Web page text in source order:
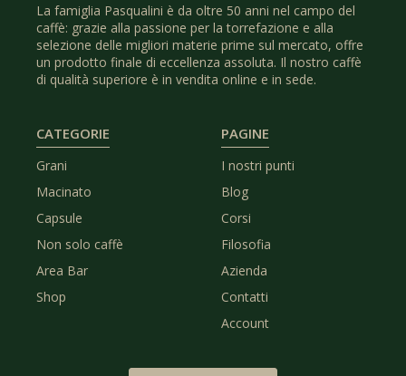
La famiglia Pasqualini è da oltre 50 anni nel campo del
caffè: grazie alla passione per la torrefazione e alla
selezione delle migliori materie prime sul mercato, offre
un prodotto finale di eccellenza assoluta. Il nostro caffè
di qualità superiore è in vendita online e in sede.
CATEGORIE
Grani
Macinato
Capsule
Non solo caffè
Area Bar
Shop
PAGINE
I nostri punti
Blog
Corsi
Filosofia
Azienda
Contatti
Account